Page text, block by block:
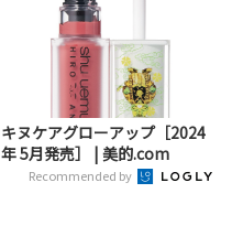
キヌケアグローアップ［2024
年 5月発売］ | 美的.com
Recommended by